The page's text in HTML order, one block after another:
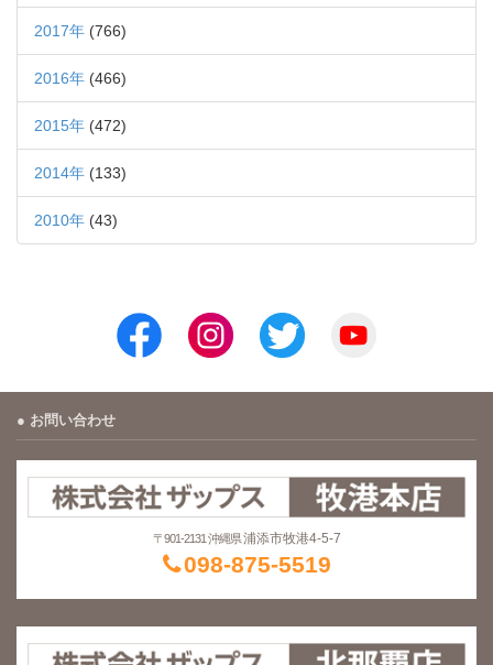
2017年 (766)
2016年 (466)
2015年 (472)
2014年 (133)
2010年 (43)
お問い合わせ
〒901-2131 沖縄県 浦添市牧港4-5-7
098-875-5519